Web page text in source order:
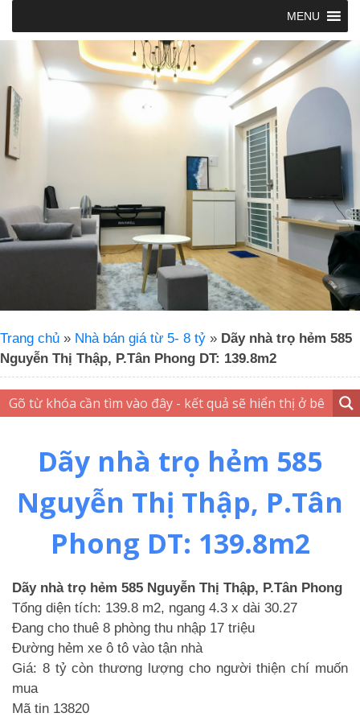
MENU
Trang chủ » Nhà bán giá từ 5- 8 tỷ » Dãy nhà trọ hẻm 585
Nguyễn Thị Thập, P.Tân Phong DT: 139.8m2
Dãy nhà trọ hẻm 585
Nguyễn Thị Thập, P.Tân
Phong DT: 139.8m2
Dãy nhà trọ hẻm 585 Nguyễn Thị Thập, P.Tân Phong
Tổng diện tích: 139.8 m2, ngang 4.3 x dài 30.27
Đang cho thuê 8 phòng thu nhập 17 triệu
Đường hẻm xe ô tô vào tận nhà
Giá: 8 tỷ còn thương lượng cho người thiện chí muốn
mua
Mã tin 13820